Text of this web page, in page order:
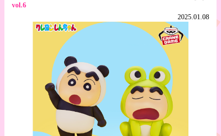
vol.6
2025.01.08